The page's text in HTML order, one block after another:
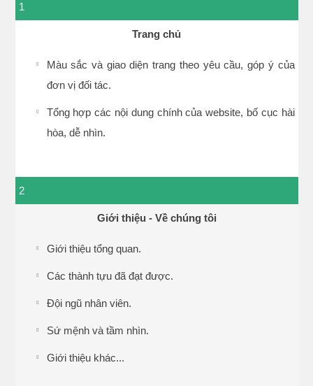
1
Trang chủ
Màu sắc và giao diện trang theo yêu cầu, góp ý của
đơn vị đối tác.
Tổng hợp các nội dung chính của website, bố cục hài
hòa, dễ nhìn.
2
Giới thiệu - Về chúng tôi
Giới thiệu tổng quan.
Các thành tựu đã đạt được.
Đội ngũ nhân viên.
Sứ mệnh và tầm nhìn.
Giới thiệu khác...